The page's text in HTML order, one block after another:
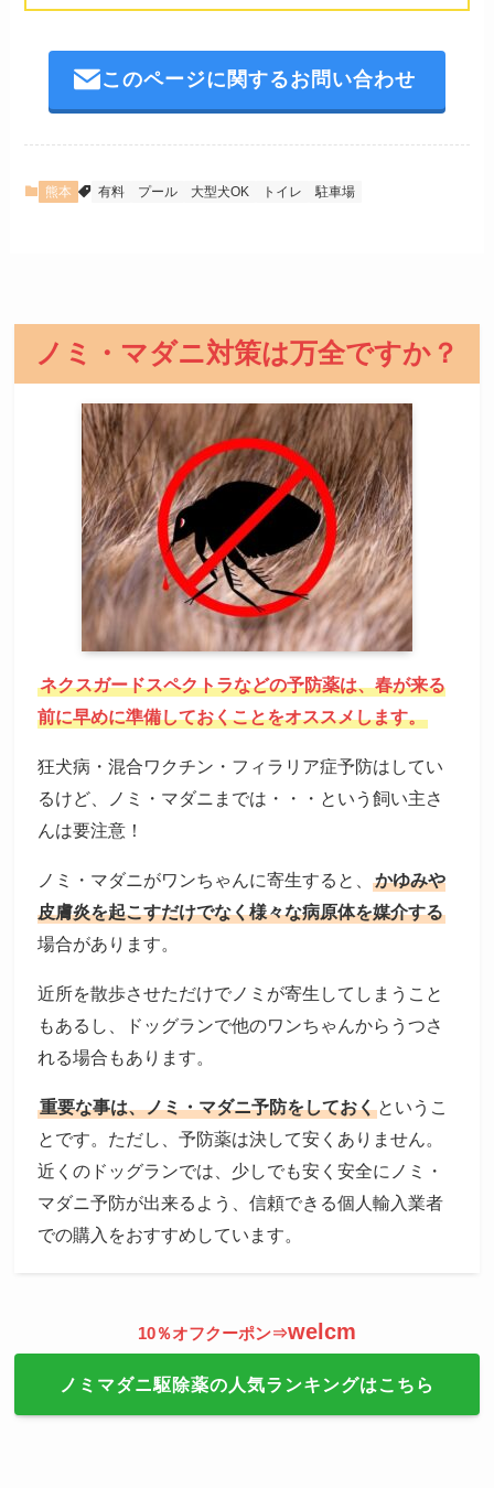
このページに関するお問い合わせ
熊本 有料 プール 大型犬OK トイレ 駐車場
ノミ・マダニ対策は万全ですか？
ネクスガードスペクトラなどの予防薬は、春が来る
前に早めに準備しておくことをオススメします。
狂犬病・混合ワクチン・フィラリア症予防はしてい
るけど、ノミ・マダニまでは・・・という飼い主さ
んは要注意！
ノミ・マダニがワンちゃんに寄生すると、
かゆみや
皮膚炎を起こすだけでなく様々な病原体を媒介する
場合があります。
近所を散歩させただけでノミが寄生してしまうこと
もあるし、ドッグランで他のワンちゃんからうつさ
れる場合もあります。
重要な事は、ノミ・マダニ予防をしておくというこ
とです。ただし、予防薬は決して安くありません。
近くのドッグランでは、少しでも安く安全にノミ・
マダニ予防が出来るよう、信頼できる個人輸入業者
での購入をおすすめしています。
10％オフクーポン⇒welcm
ノミマダニ駆除薬の人気ランキングはこちら